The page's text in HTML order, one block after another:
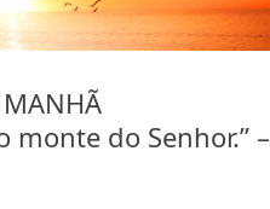
MANHÃ
monte do Senhor.” –